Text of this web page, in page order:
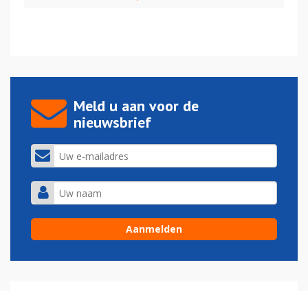
Meld u aan voor de
nieuwsbrief